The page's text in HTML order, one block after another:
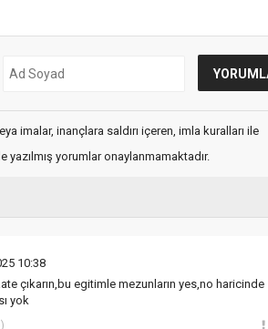
imalar, inançlara saldırı içeren, imla kuralları ile
yazılmış yorumlar onaylanmamaktadır.
10:38
çıkarın,bu egitimle mezunların yes,no haricinde
yok